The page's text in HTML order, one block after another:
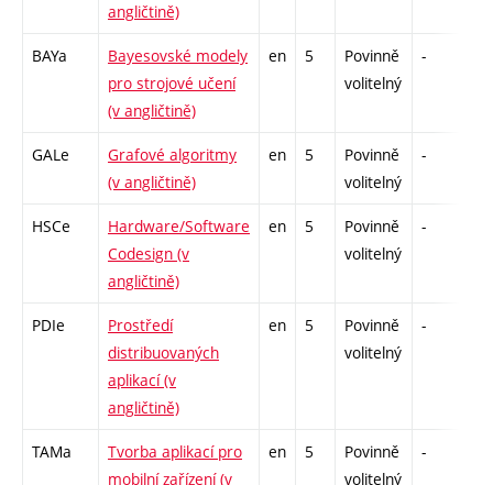
angličtině)
BAYa
Bayesovské modely
pro strojové učení
(v angličtině)
en 5
Povinně
volitelný
-
GALe
Grafové algoritmy
(v angličtině)
en 5
Povinně
volitelný
-
HSCe
Hardware/Software
Codesign (v
angličtině)
en 5
Povinně
volitelný
-
PDIe
Prostředí
distribuovaných
aplikací (v
angličtině)
en 5
Povinně
volitelný
-
TAMa
Tvorba aplikací pro
mobilní zařízení (v
en 5
Povinně
volitelný
-